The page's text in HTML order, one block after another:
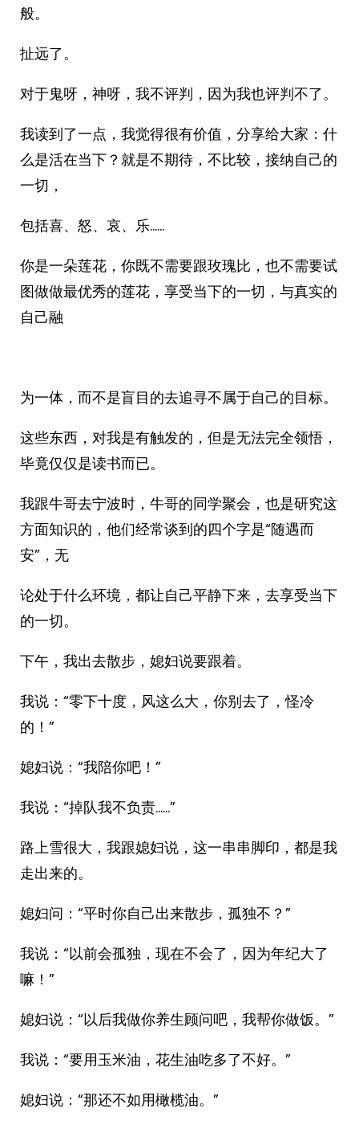
般。
扯远了。
对于鬼呀，神呀，我不评判，因为我也评判不了。
我读到了一点，我觉得很有价值，分享给大家：什
么是活在当下？就是不期待，不比较，接纳自己的
一切，
包括喜、怒、哀、乐……
你是一朵莲花，你既不需要跟玫瑰比，也不需要试
图做做最优秀的莲花，享受当下的一切，与真实的
自己融
为一体，而不是盲目的去追寻不属于自己的目标。
这些东西，对我是有触发的，但是无法完全领悟，
毕竟仅仅是读书而已。
我跟牛哥去宁波时，牛哥的同学聚会，也是研究这
方面知识的，他们经常谈到的四个字是“随遇而
安”，无
论处于什么环境，都让自己平静下来，去享受当下
的一切。
下午，我出去散步，媳妇说要跟着。
我说：“零下十度，风这么大，你别去了，怪冷
的！”
媳妇说：“我陪你吧！”
我说：“掉队我不负责……”
路上雪很大，我跟媳妇说，这一串串脚印，都是我
走出来的。
媳妇问：“平时你自己出来散步，孤独不？”
我说：“以前会孤独，现在不会了，因为年纪大了
嘛！”
媳妇说：“以后我做你养生顾问吧，我帮你做饭。”
我说：“要用玉米油，花生油吃多了不好。”
媳妇说：“那还不如用橄榄油。”